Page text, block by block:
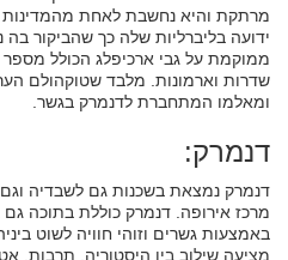
מרתקת והיא נחשבת לאחת
ידועה בליברליות שלה כך שהביקור בה
ממוקמת על גבי ארכיפלג הכולל
שדרות וארמונות. מלבד שטוקהולם
ומאלמו המתחברת לדנמרק בגשר.
דנמרק:
דנמרק נמצאת בשכנות גם לשבדיה
מרכז אירופה. דנמרק כוללת בתוכה גם
באמצעות גשרים וזוהי חוויה לשוט
מציעה שילוב בין היסטוריה, תרבות,